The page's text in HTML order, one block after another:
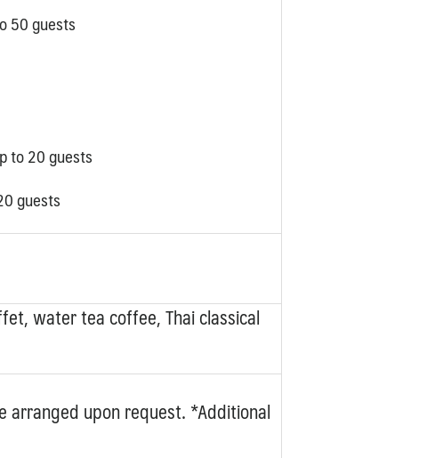
50 guests
to 20 guests
guests
water tea coffee, Thai classical
upon request. *Additional